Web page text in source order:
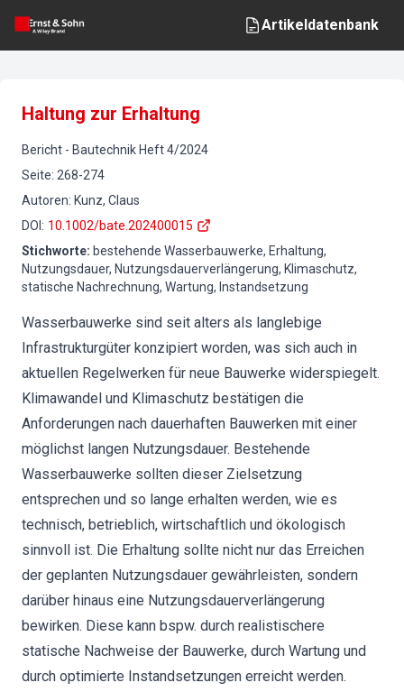
Artikeldatenbank
Haltung zur Erhaltung
Bericht - Bautechnik Heft4/2024
Seite: 268-274
Autoren: Kunz, Claus
DOI : 10.1002/bate.202400015
Stichworte: bestehende Wasserbauwerke, Erhaltung,
Nutzungsdauer, Nutzungsdauerverlängerung, Klimaschutz,
statische Nachrechnung, Wartung, Instandsetzung
Wasserbauwerke sind seit alters als langlebige
Infrastrukturgüter konzipiert worden, was sich auch in
aktuellen Regelwerken für neue Bauwerke widerspiegelt.
Klimawandel und Klimaschutz bestätigen die
Anforderungen nach dauerhaften Bauwerken mit einer
möglichst langen Nutzungsdauer. Bestehende
Wasserbauwerke sollten dieser Zielsetzung
entsprechen und so lange erhalten werden, wie es
technisch, betrieblich, wirtschaftlich und ökologisch
sinnvoll ist. Die Erhaltung sollte nicht nur das Erreichen
der geplanten Nutzungsdauer gewährleisten, sondern
darüber hinaus eine Nutzungsdauerverlängerung
bewirken. Diese kann bspw. durch realistischere
statische Nachweise der Bauwerke, durch Wartung und
durch optimierte Instandsetzungen erreicht werden.